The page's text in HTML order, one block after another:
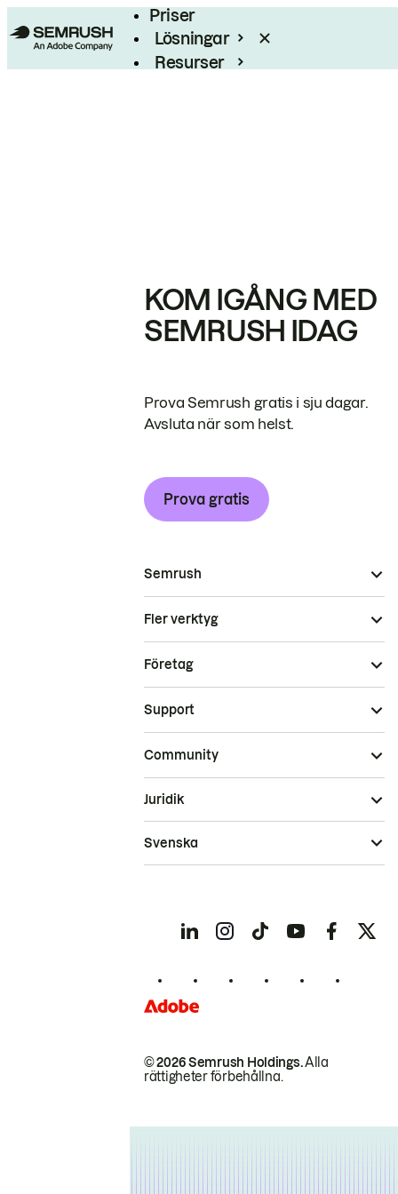
Priser
Lösningar
Resurser
KOM IGÅNG MED
SEMRUSH IDAG
Prova Semrush gratis i sju dagar.
Avsluta när som helst.
Prova gratis
Semrush
Fler verktyg
Företag
Support
Community
© 2026 Semrush Holdings.Alla
rättigheter förbehållna.
Juridik
Svenska